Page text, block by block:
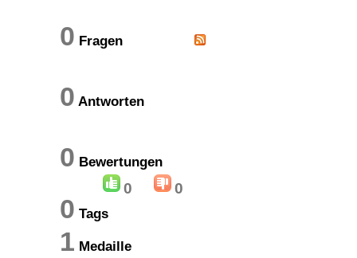
0 Fragen
0 Antworten
0 Bewertungen
0 0
0 Tags
1 Medaille